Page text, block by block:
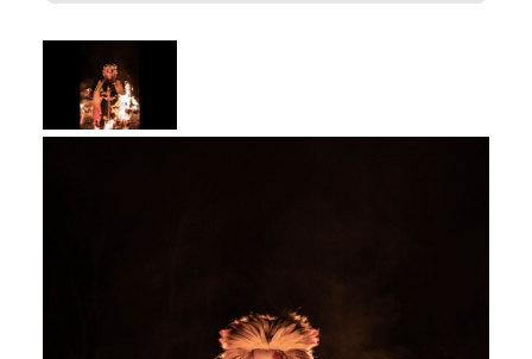
お知らせ